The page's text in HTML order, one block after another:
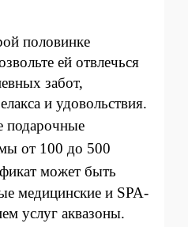
половинке
ей отвлечься
забот,
и удовольствия.
подарочные
от 100 до 500
может быть
медицинские и SPA-
услуг аквазоны.